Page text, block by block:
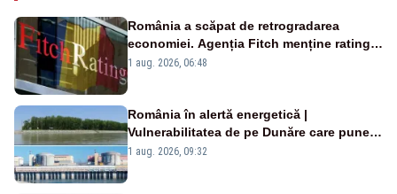
România a scăpat de retrogradarea
economiei. Agenția Fitch menține ratingul
„BBB-” cu perspectivă negativă
1 aug. 2026, 06:48
România în alertă energetică |
Vulnerabilitatea de pe Dunăre care pune
în pericol Centrala Cernavodă era
1 aug. 2026, 09:32